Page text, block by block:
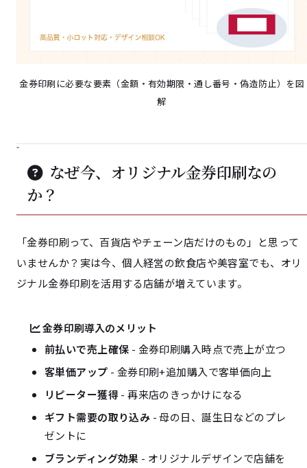
金券印刷に必要な要素（金額・有効期限・通し番号・偽造防止）を図
解
なぜ今、オリジナル金券印刷なの
か？
「金券印刷って、百貨店やチェーン店だけのもの」と思って
いませんか？実は今、個人経営の飲食店や美容室でも、オリ
ジナル金券印刷を活用する店舗が増えています。
金券印刷導入のメリット
前払いで売上確保 - 金券印刷購入時点で売上が立つ
客単価アップ - 金券印刷+追加購入で客単価向上
リピーター獲得- 再来店のきっかけになる
ギフト需要の取り込み - 母の日、誕生日などのプレ
ゼントに
ブランディング効果 - オリジナルデザインで店舗を